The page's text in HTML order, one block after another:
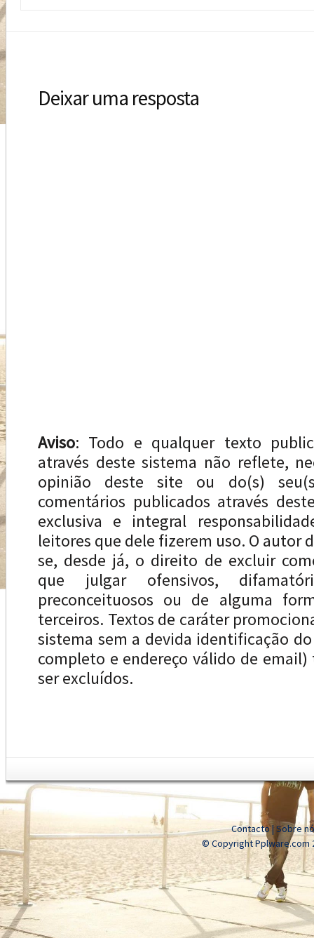
Deixar uma resposta
Aviso: Todo e qualquer texto
através deste sistema não reflete,
opinião deste site ou do(s)
comentários publicados através
exclusiva e integral
leitores que dele fizerem uso. O autor
se, desde já, o direito de excluir
que julgar ofensivos,
preconceituosos ou de alguma
terceiros. Textos de caráter
sistema sem a devida identificação
completo e endereço válido de
ser excluídos.
Contacto| Sobre
© Copyright Pplware.com